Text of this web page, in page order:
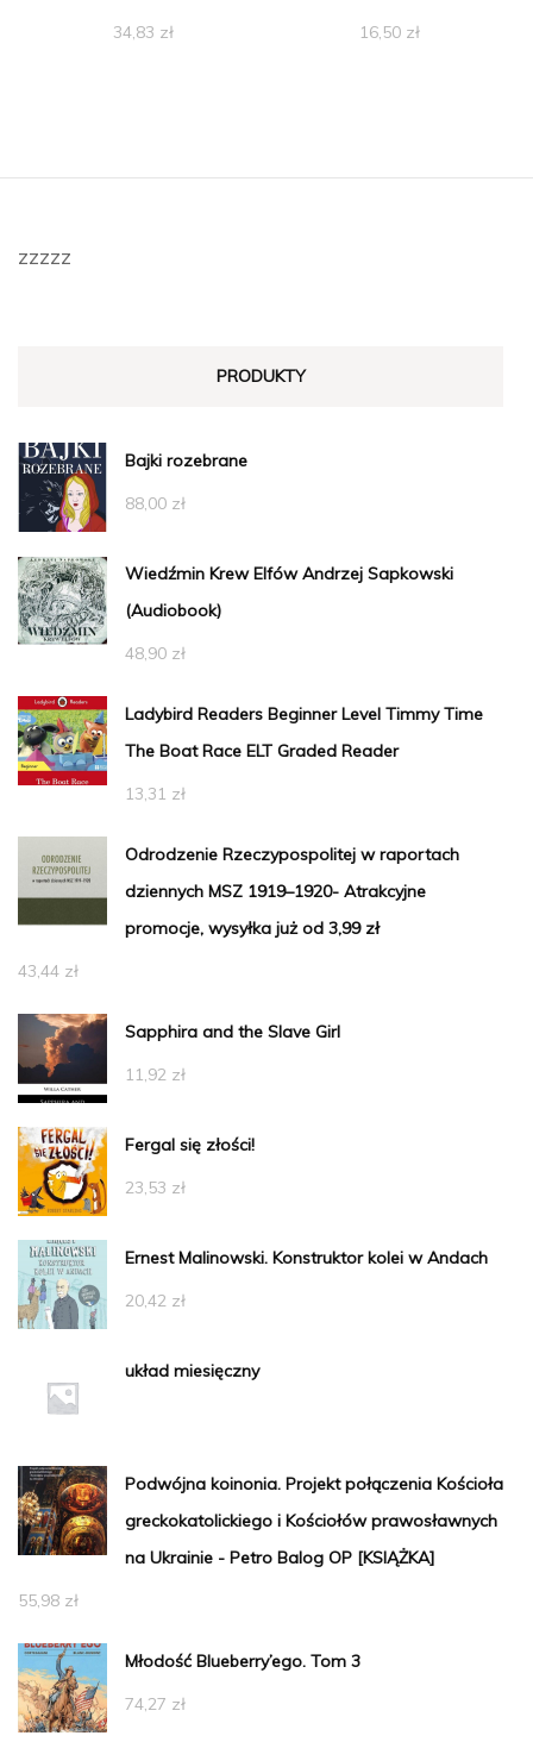
34,83 zł 16,50 zł
zzzzz
PRODUKTY
Bajki rozebrane
88,00 zł
Wiedźmin Krew Elfów Andrzej Sapkowski
(Audiobook)
48,90 zł
Ladybird Readers Beginner Level Timmy Time
The Boat Race ELT Graded Reader
13,31 zł
Odrodzenie Rzeczypospolitej w raportach
dziennych MSZ 1919–1920- Atrakcyjne
promocje, wysyłka już od 3,99 zł
43,44 zł
Sapphira and the Slave Girl
11,92 zł
Fergal się złości!
23,53 zł
Ernest Malinowski. Konstruktor kolei w Andach
20,42 zł
układ miesięczny
Podwójna koinonia. Projekt połączenia Kościoła
greckokatolickiego i Kościołów prawosławnych
na Ukrainie - Petro Balog OP [KSIĄŻKA]
55,98 zł
Młodość Blueberry’ego. Tom 3
74,27 zł